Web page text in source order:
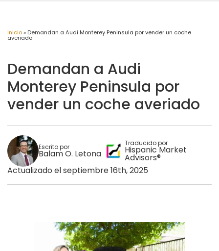
Inicio» Demandan a Audi Monterey Peninsula por vender un coche
averiado
Demandan a Audi
Monterey Peninsula por
vender un coche averiado
Escrito por
Balam O. Letona
Traducido por
Hispanic Market
Advisors®
Actualizado el septiembre 16th, 2025